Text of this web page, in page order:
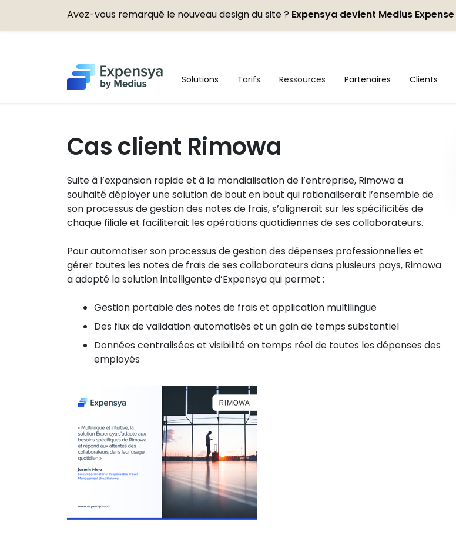
Avez-vous remarqué le nouveau design du site ? Expensya devient Medius Expense
Expensya
Solutions Tarifs Ressources Partenaires Clients
Cas client Rimowa
Suite à l’expansion rapide et à la mondialisation de l’entreprise, Rimowa a
souhaité déployer une solution de bout en bout qui rationaliserait l’ensemble de
son processus de gestion des notes de frais, s’alignerait sur les spécificités de
chaque filiale et faciliterait les opérations quotidiennes de ses collaborateurs.
Pour automatiser son processus de gestion des dépenses professionnelles et
gérer toutes les notes de frais de ses collaborateurs dans plusieurs pays, Rimowa
a adopté la solution intelligente d’Expensya qui permet :
Gestion portable des notes de frais et application multilingue
Des flux de validation automatisés et un gain de temps substantiel
Données centralisées et visibilité en temps réel de toutes les dépenses des
employés